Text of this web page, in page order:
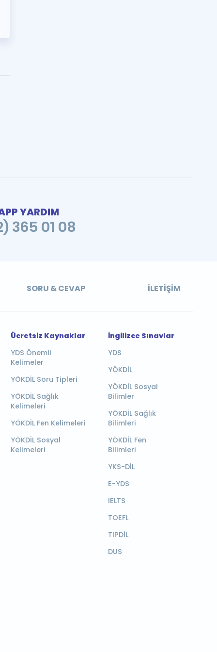
YARDIM
365 01 08
SORU & CEVAP İLETIŞIM
Ücretsiz Kaynaklar
YDS Önemli
Kelimeler
YÖKDİL Soru Tipleri
YÖKDİL Sağlık
Kelimeleri
YÖKDİL Fen Kelimeleri
YÖKDİL Sosyal
Kelimeleri
İngilizce Sınavlar
YDS
YÖKDİL
YÖKDİL Sosyal
Bilimler
YÖKDİL Sağlık
Bilimleri
YÖKDİL Fen
Bilimleri
YKS-DİL
E-YDS
IELTS
TOEFL
TIPDİL
DUS